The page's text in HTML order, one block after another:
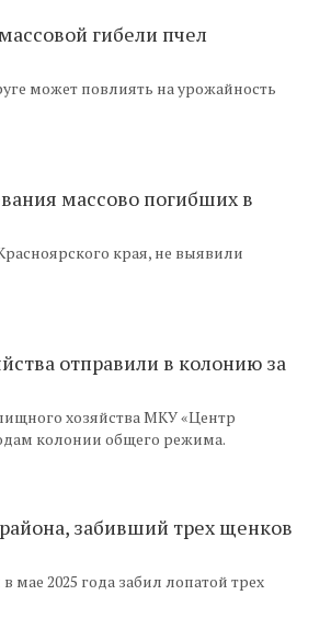
гибели пчел
может повлиять на урожайность
массово погибших в
края, не выявили
отправили в колонию за
хозяйства МКУ «Центр
колонии общего режима.
забивший трех щенков
2025 года забил лопатой трех